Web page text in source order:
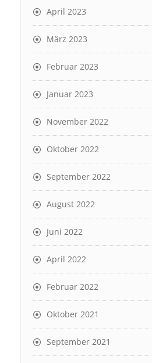
April 2023
März 2023
Februar 2023
Januar 2023
November 2022
Oktober 2022
September 2022
August 2022
Juni 2022
April 2022
Februar 2022
Oktober 2021
September 2021